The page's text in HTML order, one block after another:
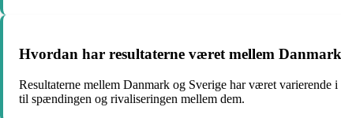
Hvordan har resultaterne været mellem
Resultaterne mellem Danmark og Sverige har været varierende
til spændingen og rivaliseringen mellem dem.